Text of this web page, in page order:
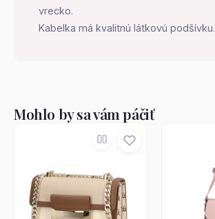
vrecko.
Kabelka má kvalitnú látkovú podšívku.
Mohlo by sa vám páčiť